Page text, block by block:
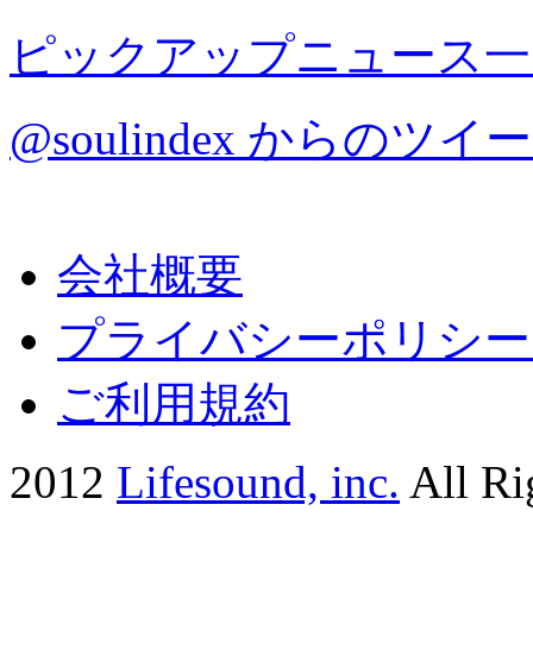
ピックアップニュース
@soulindex からのツイ
会社概要
プライバシーポリシ
ご利用規約
2012 Lifesound, inc. All